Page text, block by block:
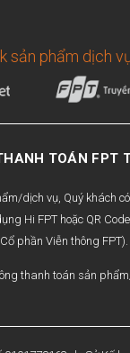
sản phẩm dịch
TOÁN FPT
dịch vụ, Quý khách
Hi FPT hoặc QR
phần Viễn thông FPT).
thanh toán sản